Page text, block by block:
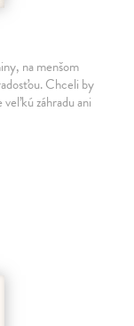
na menšom
Chceli by
záhradu ani